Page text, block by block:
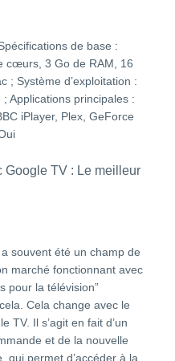
de base :
cœurs, 3 Go de RAM, 16
; Système d’exploitation :
Applications principales :
iPlayer, Plex, GeForce
Google TV : Le meilleur
a souvent été un champ de
marché fonctionnant avec
pour la télévision”
Cela change avec le
TV. Il s’agit en fait d’un
et de la nouvelle
qui permet d’accéder à la